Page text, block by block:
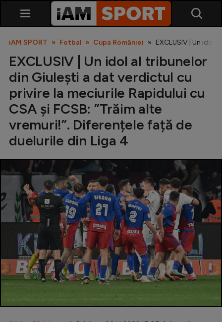
SuperLiga
Liga 2
Cupa României
Echipa Națională
U21
Fotbal feminin
Special
Diverse
Inedit
iAM SPORT Fotbal Cupa României EXCLUSIV | Un idol
EXCLUSIV | Un idol al tribunelor
din Giulești a dat verdictul cu
privire la meciurile Rapidului cu
CSA și FCSB: ”Trăim alte
vremuri!”. Diferențele față de
duelurile din Liga 4